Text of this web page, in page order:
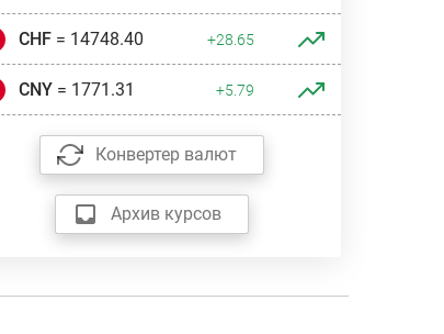
CHF= 14748.40 +28.65
CNY= 1771.31 +5.79
Конвертер валют
Архив курсов